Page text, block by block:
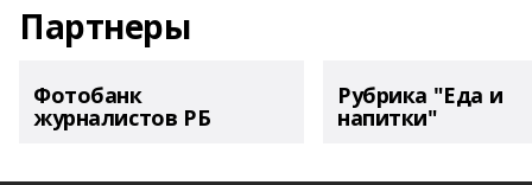
Партнеры
Фотобанк
журналистов РБ
Рубрика "Еда и
напитки"